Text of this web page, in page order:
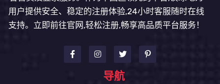
用户提供安全、稳定的注册体验,24小时客服随时在线
支持。立即前往官网,轻松注册,畅享高品质平台服务！
导航